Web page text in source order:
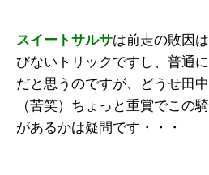
スイートサルサは前走の敗因
びないトリックですし、普通
だと思うのですが、どうせ田
（苦笑）ちょっと重賞でこの
があるかは疑問です・・・